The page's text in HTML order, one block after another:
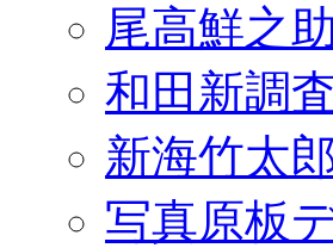
尾高鮮之
和田新調
新海竹太
写真原板